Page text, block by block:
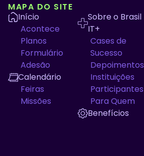
MAPA DO SITE
Início
Acontece
Planos
Formulário
Adesão
Calendário
Feiras
Missões
Sobre o Brasil
IT+
Cases de
Sucesso
Depoimentos
Instituições
Participantes
Para Quem
Benefícios